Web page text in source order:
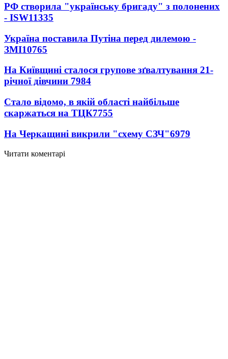
РФ створила "українську бригаду" з полонених
- ISW11335
Україна поставила Путіна перед дилемою -
ЗМІ10765
На Київщині сталося групове зґвалтування 21-
річної дівчини 7984
Стало відомо, в якій області найбільше
скаржаться на ТЦК7755
На Черкащині викрили "схему СЗЧ"6979
Читати коментарі